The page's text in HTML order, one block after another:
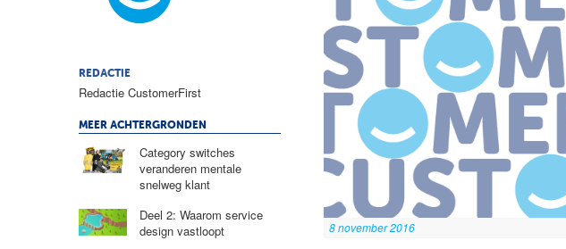
8 november 2016
REDACTIE
Redactie CustomerFirst
MEER ACHTERGRONDEN
Category switches
veranderen mentale
snelweg klant
Deel 2: Waarom service
design vastloopt